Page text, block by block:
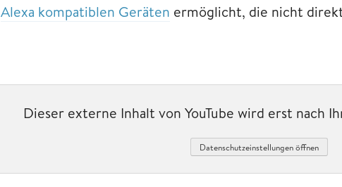
Alexa kompatiblen Geräten ermöglicht, die nicht
Dieser externe Inhalt von YouTube wird erst nach
Datenschutzeinstellungen öffnen